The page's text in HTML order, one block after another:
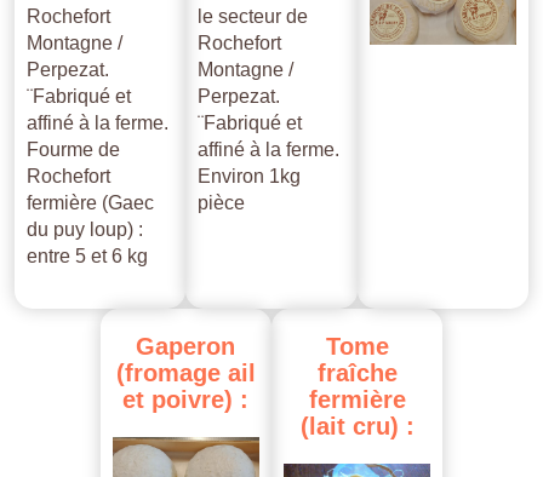
Rochefort
Montagne /
Perpezat.
¨Fabriqué et
affiné à la ferme.
Fourme de
Rochefort
fermière (Gaec
du puy loup) :
entre 5 et 6 kg
le secteur de
Rochefort
Montagne /
Perpezat.
¨Fabriqué et
affiné à la ferme.
Environ 1kg
pièce
Gaperon
(fromage ail
et poivre) :
Tome
fraîche
fermière
(lait cru) :